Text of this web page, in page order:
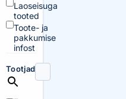
Laoseisuga
tooted
Toote- ja
pakkumise
infost
Tootjad